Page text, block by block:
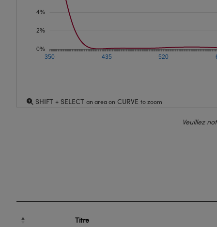
350 435 520
0%
2%
4%
SHIFT + SELECT an area on CURVE to zoom
Veuillez
Titre